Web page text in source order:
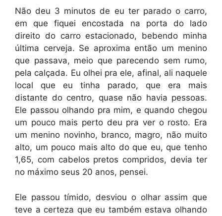
Não deu 3 minutos de eu ter parado o carro,
em que fiquei encostada na porta do lado
direito do carro estacionado, bebendo minha
última cerveja. Se aproxima então um menino
que passava, meio que parecendo sem rumo,
pela calçada. Eu olhei pra ele, afinal, ali naquele
local que eu tinha parado, que era mais
distante do centro, quase não havia pessoas.
Ele passou olhando pra mim, e quando chegou
um pouco mais perto deu pra ver o rosto. Era
um menino novinho, branco, magro, não muito
alto, um pouco mais alto do que eu, que tenho
1,65, com cabelos pretos compridos, devia ter
no máximo seus 20 anos, pensei.
Ele passou tímido, desviou o olhar assim que
teve a certeza que eu também estava olhando